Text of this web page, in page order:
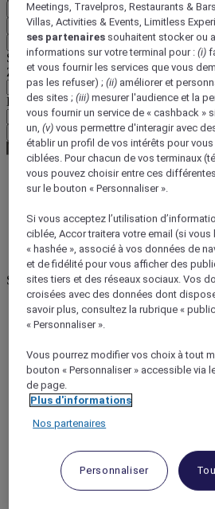
Valider votre zone et votre langue
EUR (€)
Retour
Sélectionnez votre devise ci-dessous
Zone géographique
Devise
Valider ma devise
World
China
SHANGHAI - municipality
Shanghai
Shanghai
SHANGHAI, Chine
Meetings, Travelpros, Restaurants &
Villas, Activities & Events, Limitless
ses partenaires souhaitent stocker ou
informations sur votre terminal pour :(i)
et vous fournir les services que vous
pas les refuser) ;(ii) améliorer et
des sites ;(iii) mesurer l'audience et la
vous fournir un service de « cashback »
un,(v) vous permettre d'interagir avec
établir un profil de vos intérêts pour
ciblées. Pour chacun de vos terminaux
vous pouvez choisir entre ces
sur le bouton « Personnaliser ».
Si vous acceptez l’utilisation
ciblée, Accor traitera votre email (si vous
« hashée », associé à vos données de
et de fidélité pour vous afficher des
sites tiers et des réseaux sociaux. Vos
croisées avec des données dont
savoir plus, consultez la rubrique «
« Personnaliser ».
Vous pourrez modifier vos choix à tout
bouton « Personnaliser » accessible via
de page.
Plus d'informations
Nos partenaires
Personnaliser